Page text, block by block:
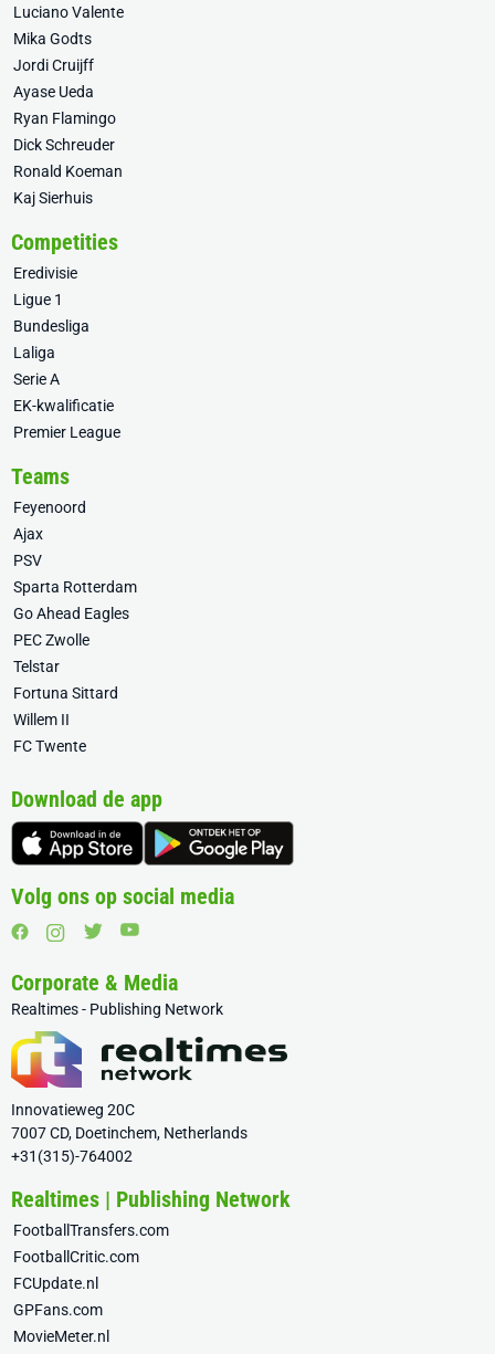
Luciano Valente
Mika Godts
Jordi Cruijff
Ayase Ueda
Ryan Flamingo
Dick Schreuder
Ronald Koeman
Kaj Sierhuis
Competities
Eredivisie
Ligue 1
Bundesliga
Laliga
Serie A
EK-kwalificatie
Premier League
Teams
Feyenoord
Ajax
PSV
Sparta Rotterdam
Go Ahead Eagles
PEC Zwolle
Telstar
Fortuna Sittard
Willem II
FC Twente
Download de app
Volg ons op social media
Corporate & Media
Realtimes - Publishing Network
Innovatieweg 20C
7007 CD, Doetinchem, Netherlands
+31(315)-764002
Realtimes | Publishing Network
FootballTransfers.com
FootballCritic.com
FCUpdate.nl
GPFans.com
MovieMeter.nl